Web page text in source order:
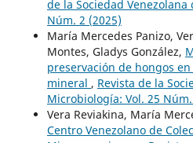
de la Sociedad
Núm. 2 (2025)
María Mercedes Panizo,
Montes, Gladys González,
preservación de hongos
mineral , Revista de la
Microbiología: Vol. 25
Vera Reviakina, María
Centro Venezolano de